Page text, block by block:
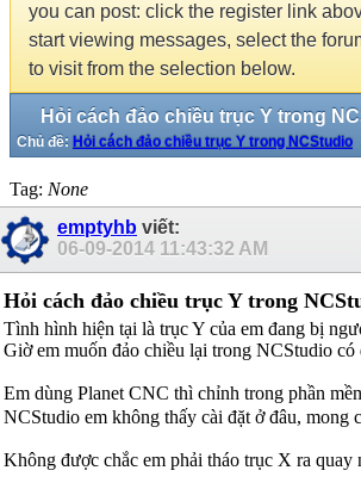
you can post: click the register link
start viewing messages, select the
to visit from the selection below.
Hỏi cách đảo chiều trục Y trong
Chủ đề: Hỏi cách đảo chiều trục Y trong NCStudio
Tag: None
emptyhb viết:
06-09-2014 11:43:32 AM
Hỏi cách đảo chiều trục Y trong
Tình hình hiện tại là trục Y của em đang bị
Giờ em muốn đảo chiều lại trong NCStudio có
Em dùng Planet CNC thì chỉnh trong phần
NCStudio em không thấy cài đặt ở đâu, mong
Không được chắc em phải tháo trục X ra quay